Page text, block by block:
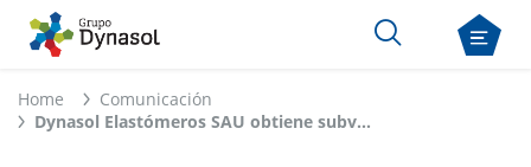
Home
Comunicación
Dynasol Elastómeros SAU obtiene subvención de SODERCAN para fortalecer I+D y presencia en el mercado